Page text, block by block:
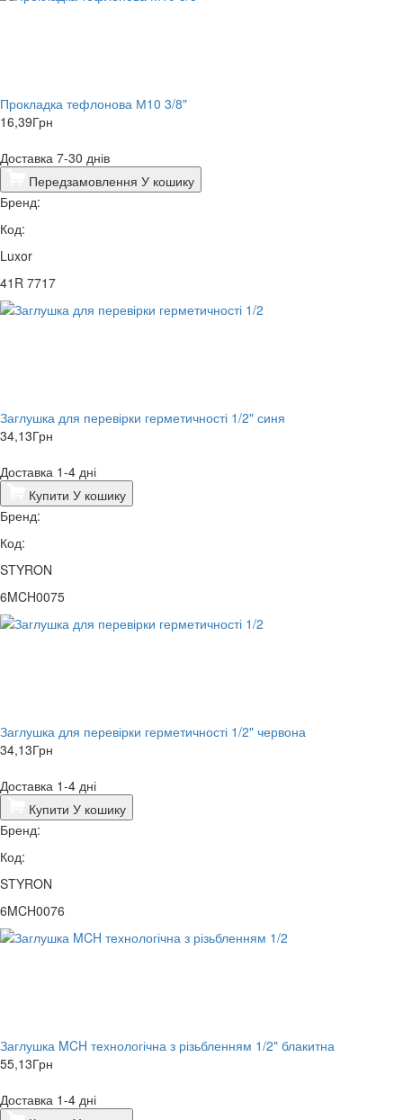
Прокладка тефлонова М10 3/8"
16,39Грн
Доставка 7-30 днів
Передзамовлення У кошику
Бренд:
Код:
Luxor
41R 7717
Заглушка для перевірки герметичності 1/2" синя
34,13Грн
Доставка 1-4 дні
Купити У кошику
Бренд:
Код:
STYRON
6MCH0075
Заглушка для перевірки герметичності 1/2" червона
34,13Грн
Доставка 1-4 дні
Купити У кошику
Бренд:
Код:
STYRON
6MCH0076
Заглушка MCH технологічна з різьбленням 1/2" блакитна
55,13Грн
Доставка 1-4 дні